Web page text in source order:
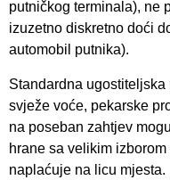
putničkog terminala), ne
izuzetno diskretno doći
automobil putnika).
Standardna
svježe voće, pekarske
na poseban zahtjev
hrane sa velikim
naplaćuje na licu mjesta.